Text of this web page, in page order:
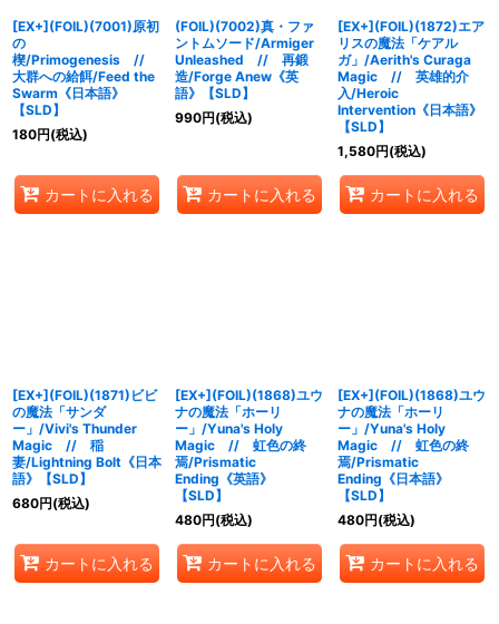
[EX+](FOIL)(7001)原初
の
楔/Primogenesis //
大群への給餌/Feed the
Swarm《日本語》
【SLD】
180円(税込)
カートに入れる
(FOIL)(7002)真・ファ
ントムソード/Armiger
Unleashed // 再鍛
造/Forge Anew《英
語》【SLD】
990円(税込)
カートに入れる
[EX+](FOIL)(1872)エア
リスの魔法「ケアル
ガ」/Aerith's Curaga
Magic // 英雄的介
入/Heroic
Intervention《日本語》
【SLD】
1,580円(税込)
カートに入れる
[EX+](FOIL)(1871)ビビ
の魔法「サンダ
ー」/Vivi's Thunder
Magic // 稲
妻/Lightning Bolt《日本
語》【SLD】
680円(税込)
カートに入れる
[EX+](FOIL)(1868)ユウ
ナの魔法「ホーリ
ー」/Yuna's Holy
Magic // 虹色の終
焉/Prismatic
Ending《英語》
【SLD】
480円(税込)
カートに入れる
[EX+](FOIL)(1868)ユウ
ナの魔法「ホーリ
ー」/Yuna's Holy
Magic // 虹色の終
焉/Prismatic
Ending《日本語》
【SLD】
480円(税込)
カートに入れる